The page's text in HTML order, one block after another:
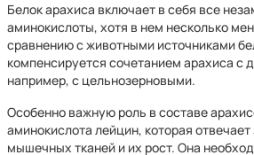
Белок арахиса включает в себя все
аминокислоты, хотя в нем несколько
сравнению с животными источниками
компенсируется сочетанием арахиса с
например, с цельнозерновыми.
Особенно важную роль в составе
аминокислота лейцин, которая
мышечных тканей и их рост. Она